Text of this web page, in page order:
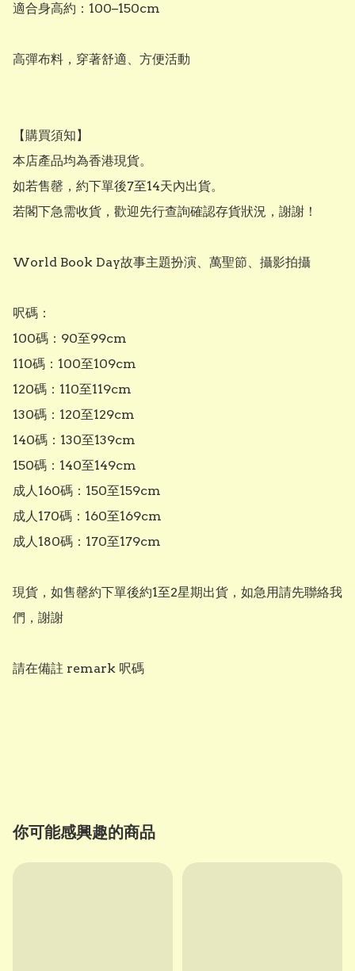
適合身高約：100–150cm
高彈布料，穿著舒適、方便活動
【購買須知】
本店產品均為香港現貨。
如若售罄，約下單後7至14天內出貨。
若閣下急需收貨，歡迎先行查詢確認存貨狀況，謝謝！
World Book Day故事主題扮演、萬聖節、攝影拍攝
呎碼：
100碼：90至99cm
110碼：100至109cm
120碼：110至119cm
130碼：120至129cm
140碼：130至139cm
150碼：140至149cm
成人160碼：150至159cm
成人170碼：160至169cm
成人180碼：170至179cm
現貨，如售罄約下單後約1至2星期出貨，如急用請先聯絡我
們，謝謝
請在備註 remark 呎碼
你可能感興趣的商品